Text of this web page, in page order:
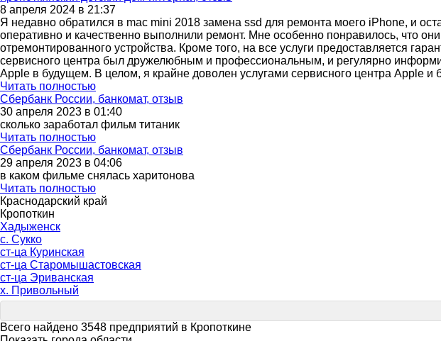
8 апреля 2024 в 21:37
Я недавно обратился в mac mini 2018 замена ssd для ремонта моего iPhone, и
оперативно и качественно выполнили ремонт. Мне особенно понравилось, что
отремонтированного устройства. Кроме того, на все услуги предоставляется
сервисного центра был дружелюбным и профессиональным, и регулярно
Apple в будущем. В целом, я крайне доволен услугами сервисного центра Apple
Читать полностью
Сбербанк России, банкомат, отзыв
30 апреля 2023 в 01:40
сколько заработал фильм титаник
Читать полностью
Сбербанк России, банкомат, отзыв
29 апреля 2023 в 04:06
в каком фильме снялась харитонова
Читать полностью
Краснодарский край
Кропоткин
Хадыженск
с. Сукко
ст-ца Куринская
ст-ца Старомышастовская
ст-ца Эриванская
х. Привольный
Всего найдено 3548 предприятий в Кропоткине